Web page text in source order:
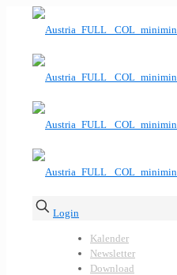
Login
Kalender
Newsletter
Download